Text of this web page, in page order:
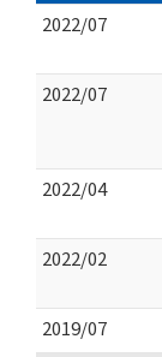
2022/07
2022/07
2022/04
2022/02
2019/07